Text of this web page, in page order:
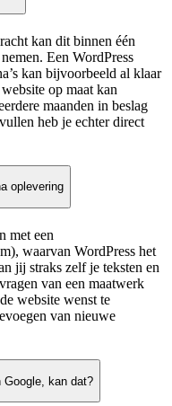
kan dit binnen één
Een WordPress
kan bijvoorbeeld al klaar
op maat kan
maanden in beslag
heb je echter direct
oplevering
met een
waarvan WordPress het
jij straks zelf je teksten en
van een maatwerk
website wenst te
van nieuwe
kan dat?